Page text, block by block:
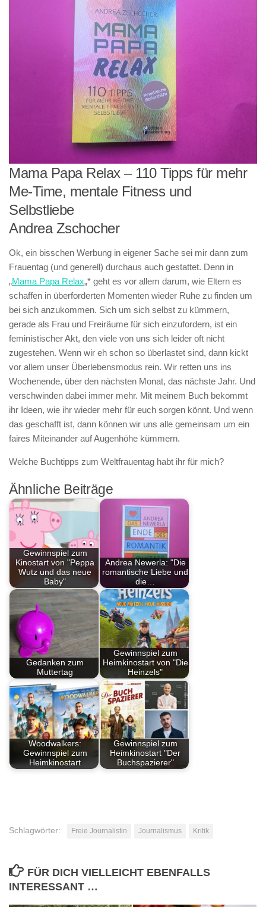
Mama Papa Relax – 110 Tipps für mehr
Me-Time, mentale Fitness und
Selbstliebe
Andrea Zschocher
Ok, ein bisschen Werbung in eigener Sache sei mir dann zum
Frauentag (und generell) durchaus auch gestattet. Denn in
„Mama Papa Relax„* geht es vor allem darum, wie Eltern es
schaffen in überforderten Momenten wieder Ruhe zu finden um
bei sich anzukommen. Sich um sich selbst zu kümmern,
gerade als Frau und Freiräume für sich einzufordern, ist ein
feministischer Akt, den viele von uns sich leider oft nicht
zugestehen. Wenn wir eh schon so überlastet sind, dann kickt
vor allem unser Überlebensmodus rein. Wir retten uns ins
Wochenende, über den nächsten Monat, das nächste Jahr. Und
verschwinden dabei immer mehr. Mit meinem Buch bekommt
ihr Ideen, wie ihr wieder mehr für euch sorgen könnt. Und wenn
das geschafft ist, dann können wir uns alle gemeinsam um ein
faires Miteinander auf Augenhöhe kümmern.
Welche Buchtipps zum Weltfrauentag habt ihr für mich?
Ähnliche Beiträge
Gewinnspiel zum
Kinostart von "Peppa
Wutz und das neue
Baby"
Andrea Newerla: "Die
romantische Liebe und
die…
Gedanken zum
Muttertag
Gewinnspiel zum
Heimkinostart von "Die
Heinzels"
Woodwalkers:
Gewinnspiel zum
Heimkinostart
Gewinnspiel zum
Heimkinostart "Der
Buchspazierer"
Schlagwörter: Freie Journalistin Journalismus Kritik
FÜR DICH VIELLEICHT EBENFALLS
INTERESSANT …